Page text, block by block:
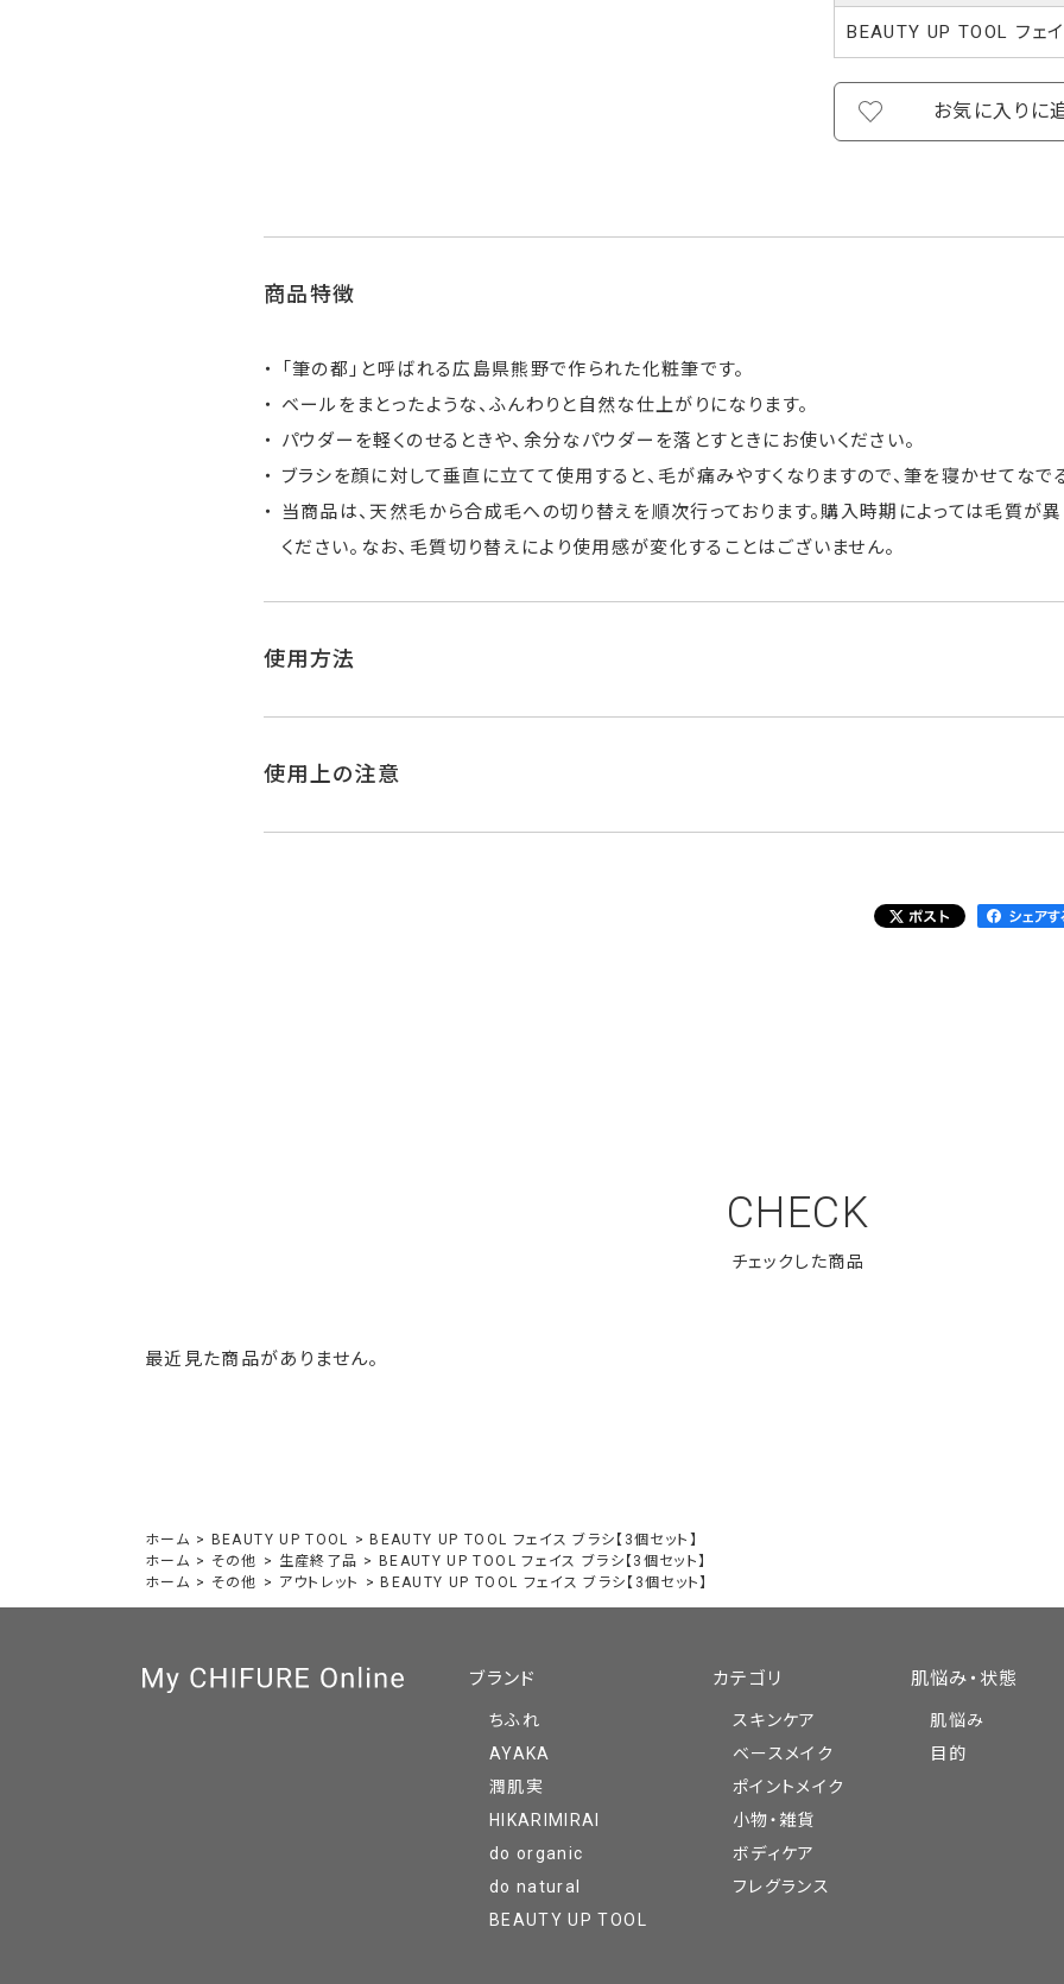
ホーム > BEAUTY UP TOOL >BEAUTY UP TOOL フェイス ブラシ【3個セット】
ホーム > その他 > 生産終了品 > BEAUTY UP TOOL フェイス ブラシ【3個セット】
ホーム > その他 > アウトレット >BEAUTY UP TOOL フェイス ブラシ【3個セット】
BEAUTY UP TOOL フェ
お気に入りに
商品特徴
「筆の都」と呼ばれる広島県熊野で作られた化粧筆です。
ベールをまとったような、ふんわりと自然な仕上がりになります。
パウダーを軽くのせるときや、余分なパウダーを落とすときにお使いください。
ブラシを顔に対して垂直に立てて使用すると、毛が痛みやすくなりますので、筆を寝かせてなで
当商品は、天然毛から合成毛への切り替えを順次行っております。購入時期によっては毛質が
ください。なお、毛質切り替えにより使用感が変化することはございません。
使用方法
使用上の注意
CHECK
最近見た商品がありません。
ブランド
ちふれ
AYAKA
潤肌実
HIKARIMIRAI
do organic
do natural
BEAUTY UP TOOL
カテゴリ
スキンケア
ベースメイク
ポイントメイク
小物・雑貨
ボディケア
フレグランス
肌悩み・状態
肌悩み
目的